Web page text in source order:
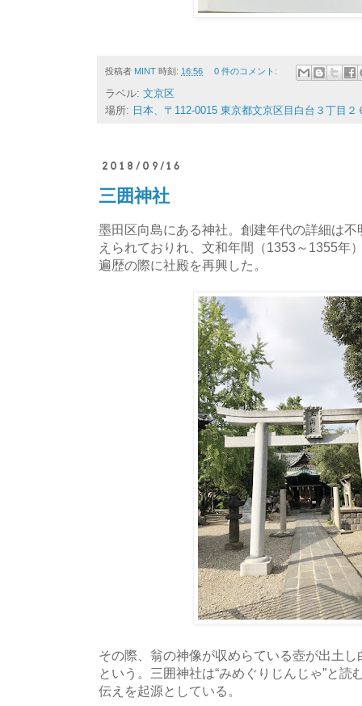
投稿者 MINT 時刻: 16:56 0 件のコメント:
ラベル: 文京区
場所: 日本、〒112-0015 東京都文京区目白台３丁目２
2018/09/16
三囲神社
墨田区向島にある神社。創建年代の詳細は
えられておりれ、文和年間（1353～1355年
遍歴の際に社殿を再興した。
その際、翁の神像が収めらている壺が出土
という。三囲神社は“みめぐりじんじゃ”と
伝えを起源としている。